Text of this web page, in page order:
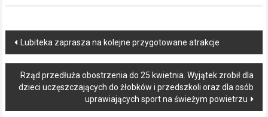
Post
navigation
Lubiteka zaprasza na kolejne przygotowane atrakcje
Rząd przedłuża obostrzenia do 25 kwietnia. Wyjątek zrobił dla
dzieci uczęszczających do żłobków i przedszkoli oraz dla osób
uprawiających sport na świeżym powietrzu